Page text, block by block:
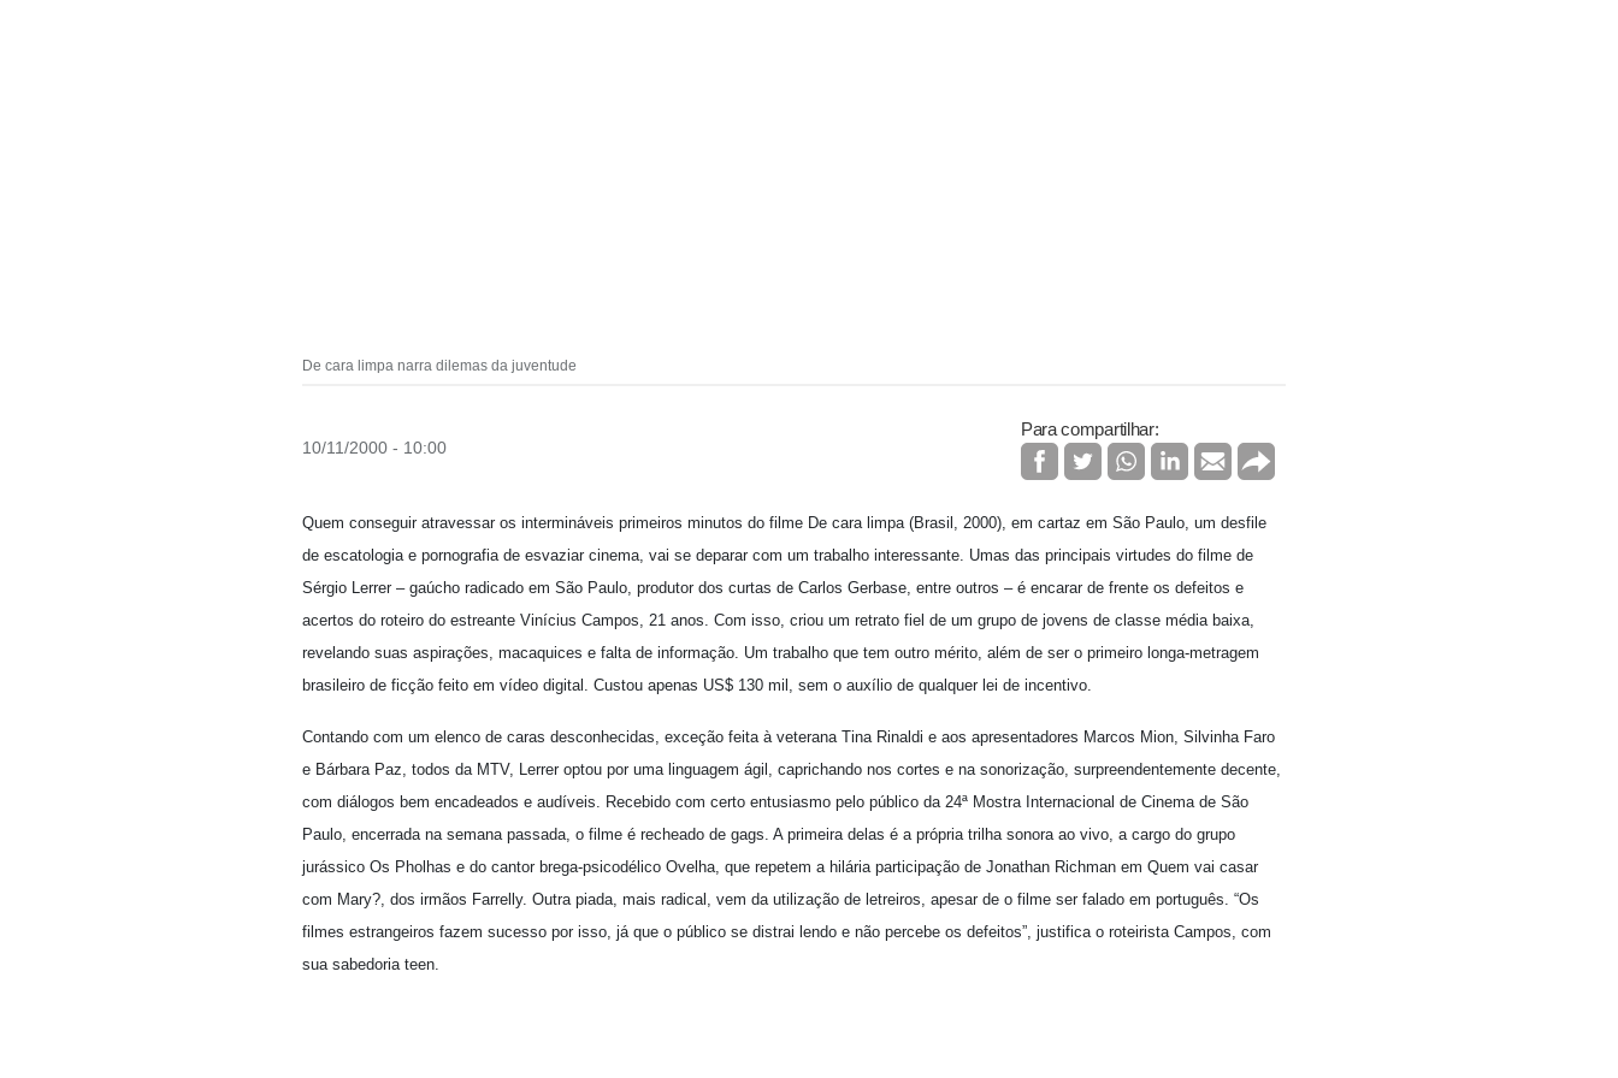
De cara limpa narra dilemas da juventude
10/11/2000 - 10:00
Para compartilhar:
Quem conseguir atravessar os intermináveis primeiros minutos do filme De cara limpa (Brasil, 2000), em cartaz em São Paulo, um desfile
de escatologia e pornografia de esvaziar cinema, vai se deparar com um trabalho interessante. Umas das principais virtudes do filme de
Sérgio Lerrer – gaúcho radicado em São Paulo, produtor dos curtas de Carlos Gerbase, entre outros – é encarar de frente os defeitos e
acertos do roteiro do estreante Vinícius Campos, 21 anos. Com isso, criou um retrato fiel de um grupo de jovens de classe média baixa,
revelando suas aspirações, macaquices e falta de informação. Um trabalho que tem outro mérito, além de ser o primeiro longa-metragem
brasileiro de ficção feito em vídeo digital. Custou apenas US$ 130 mil, sem o auxílio de qualquer lei de incentivo.
Contando com um elenco de caras desconhecidas, exceção feita à veterana Tina Rinaldi e aos apresentadores Marcos Mion, Silvinha Faro
e Bárbara Paz, todos da MTV, Lerrer optou por uma linguagem ágil, caprichando nos cortes e na sonorização, surpreendentemente decente,
com diálogos bem encadeados e audíveis. Recebido com certo entusiasmo pelo público da 24ª Mostra Internacional de Cinema de São
Paulo, encerrada na semana passada, o filme é recheado de gags. A primeira delas é a própria trilha sonora ao vivo, a cargo do grupo
jurássico Os Pholhas e do cantor brega-psicodélico Ovelha, que repetem a hilária participação de Jonathan Richman em Quem vai casar
com Mary?, dos irmãos Farrelly. Outra piada, mais radical, vem da utilização de letreiros, apesar de o filme ser falado em português. “Os
filmes estrangeiros fazem sucesso por isso, já que o público se distrai lendo e não percebe os defeitos”, justifica o roteirista Campos, com
sua sabedoria teen.